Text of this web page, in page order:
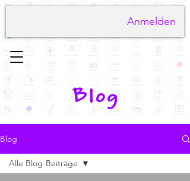
Anmelden
Blog
Blog
Alle Blog-Beiträge